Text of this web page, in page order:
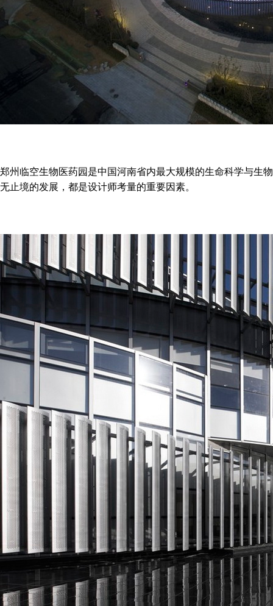
郑州临空生物医药园是中国河南省内最大规模的生命科学与生
无止境的发展，都是设计师考量的重要因素。